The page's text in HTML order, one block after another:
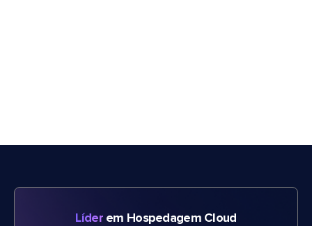
Líderem Hospedagem Cloud